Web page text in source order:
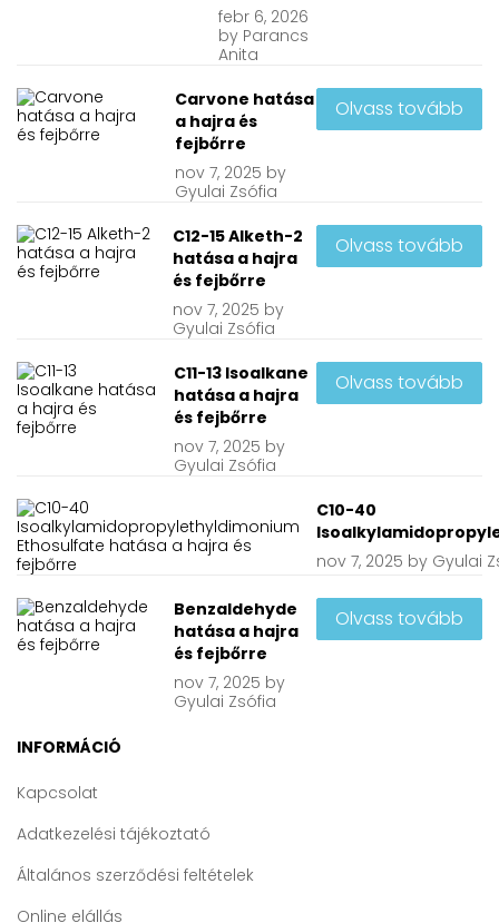
febr 6, 2026
by Parancs
Anita
Carvone hatása
a hajra és
fejbőrre
nov 7, 2025 by
Gyulai Zsófia
Olvass tovább
C12-15 Alketh-2
hatása a hajra
és fejbőrre
nov7, 2025 by
Gyulai Zsófia
Olvass tovább
C11-13 Isoalkane
hatása a hajra
és fejbőrre
nov 7, 2025 by
Gyulai Zsófia
Olvass tovább
C10-40
nov 7, 2025 by Gyulai
Benzaldehyde
hatása a hajra
és fejbőrre
nov 7, 2025 by
Gyulai Zsófia
Olvass tovább
INFORMÁCIÓ
Kapcsolat
Adatkezelési tájékoztató
Általános szerződési feltételek
Online elállás